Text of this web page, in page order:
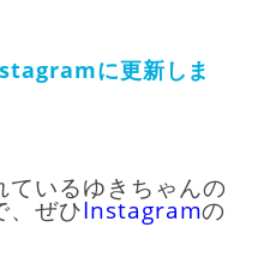
に更新しま
いるゆきちゃんの
、ぜひInstagramの